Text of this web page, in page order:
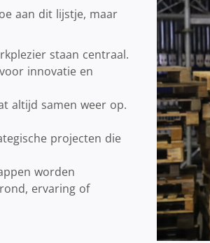
aan dit lijstje, maar
staan centraal.
innovatie en
altijd samen weer op.
projecten die
worden
ervaring of